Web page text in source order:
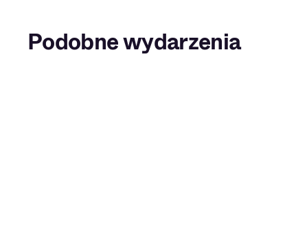
Podobne wydarzenia